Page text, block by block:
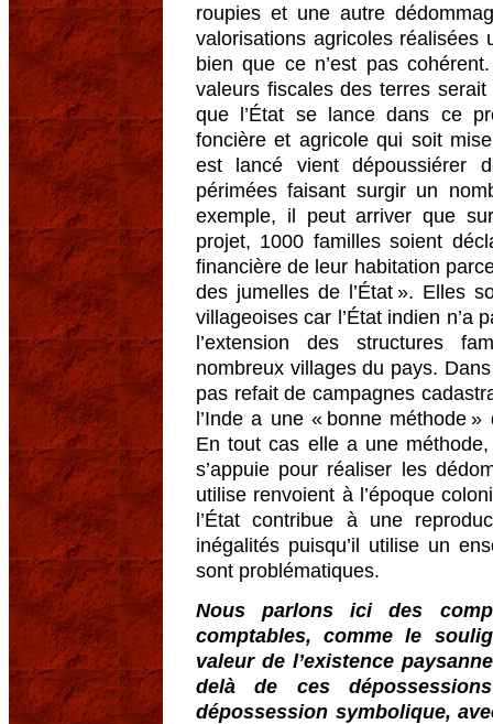
roupies et une autre
valorisations agricoles réalisées
bien que ce n’est pas
valeurs fiscales des terres
que l’État se lance dans ce
foncière et agricole qui soit
est lancé vient dépoussiérer
périmées faisant surgir un
exemple, il peut arriver que
projet, 1000 familles soient
financière de leur habitation
des jumelles de l’État ». Elles
villageoises car l’État indien n’a
l’extension des structures
nombreux villages du pays.
pas refait de campagnes
l’Inde a une « bonne méthode
En tout cas elle a une
s’appuie pour réaliser les
utilise renvoient à l’époque
l’État contribue à une
inégalités puisqu’il utilise un
sont problématiques.
Nous parlons ici des
comptables, comme le
valeur de l’existence
delà de ces
dépossession symbolique,